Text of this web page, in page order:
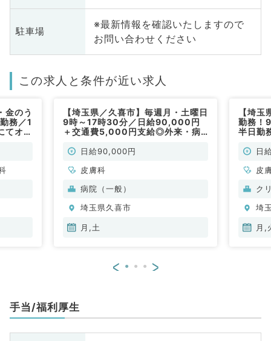
駐車場
※最新情報を確認いたしますので
お問い合わせください
この求人と条件が近い求人
金のう
務／1
オン
【埼玉県／久喜市】毎週月・土曜日
9時～17時30分／日給90,000円
＋交通費5,000円支給◎外来・病
勤） 日給90,000円
皮膚科
病院（一般）
埼玉県久喜市
月,土
【埼
勤務！
半日勤
せ！日
皮
ク
埼
月,
< >
手当/福利厚生